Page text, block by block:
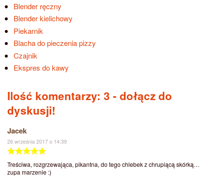
Blender ręczny
Blender kielichowy
Piekarnik
Blacha do pieczenia pizzy
Czajnik
Ekspres do kawy
Ilość komentarzy: 3 - dołącz do
dyskusji!
Jacek
26 września 2017 o 14:39
Treściwa, rozgrzewająca, pikantna, do tego chlebek z chrupiącą skórką…
zupa marzenie :)